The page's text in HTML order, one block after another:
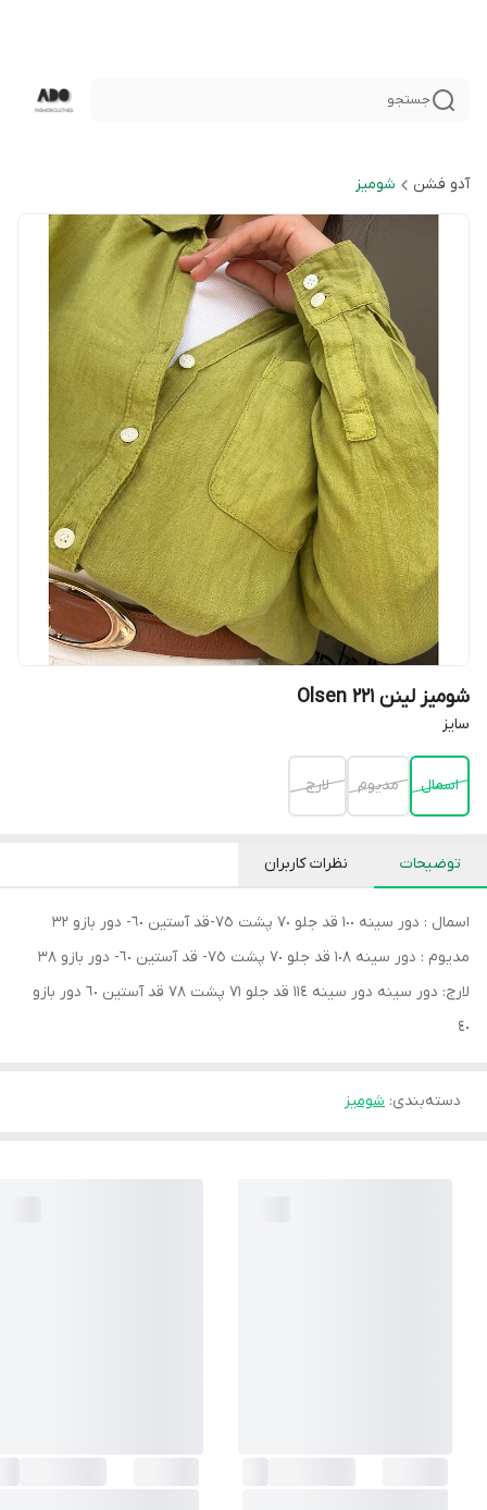
جستجو
آدو فشن شوميز
شومیز لینن Olsen 221
سايز
اسمال مديوم لارج
توضیحات نظرات کاربران
اسمال : دور سينه ١٠٠ قد جلو ٧٠ پشت ٧٥-قد آستين ٦٠- دور بازو ٣٢
مديوم : دور سينه ١٠٨ قد جلو ٧٠ پشت ٧٥- قد آستين ٦٠- دور بازو ٣٨
لارج: دور سينه دور سينه ١١٤ قد جلو ٧١ پشت ٧٨ قد آستين ٦٠ دور بازو
٤٠
دسته‌بندی: شوميز